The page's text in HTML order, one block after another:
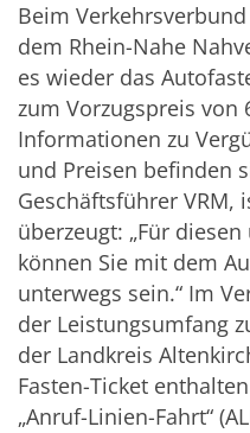
Beim
dem Rhein-Nahe
es wieder das
zum Vorzugspreis von
Informationen zu
und Preisen befinden
Geschäftsführer VRM,
überzeugt: „Für
können Sie mit dem
unterwegs sein.“ Im
der Leistungsumfang
der Landkreis
Fasten-Ticket
„Anruf-Linien-Fahrt“